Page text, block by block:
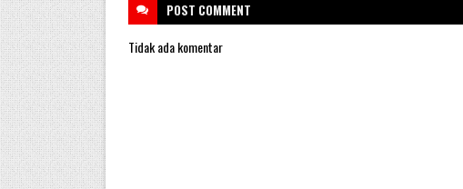
POST COMMENT
Tidak ada komentar